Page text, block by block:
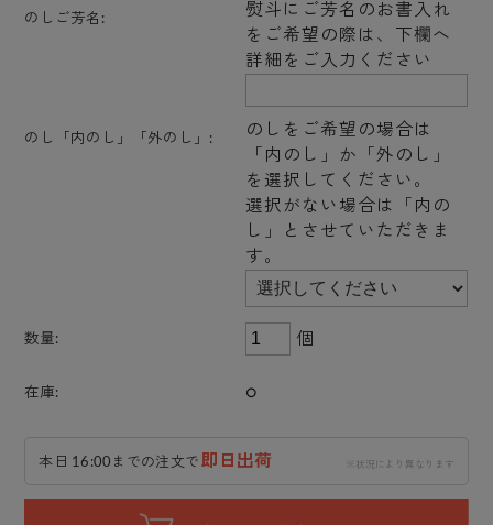
のしご芳名:
熨斗にご芳名のお書入れ
をご希望の際は、下欄へ
詳細をご入力ください
のし「内のし」「外のし」:
のしをご希望の場合は
「内のし」か「外のし」
を選択してください。
選択がない場合は「内の
し」とさせていただきま
す。
数量: 個
在庫: ○
本日 16:00までの注文で 即日出荷